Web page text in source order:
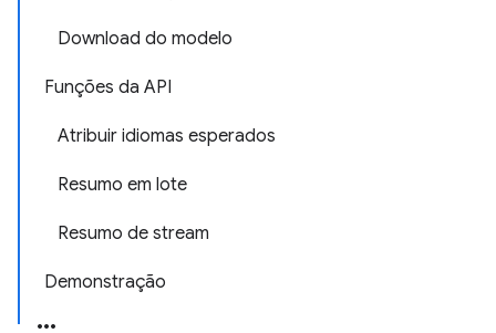
Download do modelo
Funções da API
Atribuir idiomas esperados
Resumo em lote
Resumo de stream
Demonstração